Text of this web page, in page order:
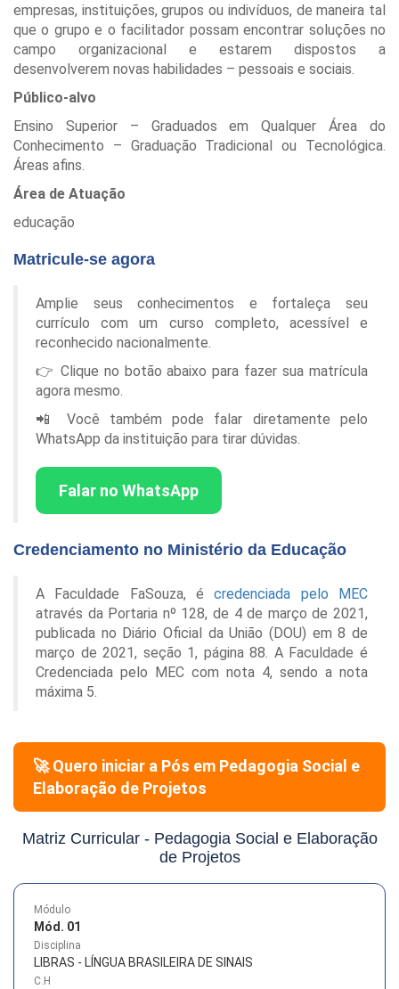
empresas, instituições, grupos ou indivíduos, de maneira tal
que o grupo e o facilitador possam encontrar soluções no
campo organizacional e estarem dispostos a
desenvolverem novas habilidades – pessoais e sociais.
Público-alvo
Ensino Superior – Graduados em Qualquer Área do
Conhecimento – Graduação Tradicional ou Tecnológica.
Áreas afins.
Área de Atuação
educação
Matricule-se agora
Amplie seus conhecimentos e fortaleça seu
currículo com um curso completo, acessível e
reconhecido nacionalmente.
👉 Clique no botão abaixo para fazer sua matrícula
agora mesmo.
📲 Você também pode falar diretamente pelo
WhatsApp da instituição para tirar dúvidas.
Falar no WhatsApp
Credenciamento no Ministério da Educação
A Faculdade FaSouza, écredenciada pelo MEC
através da Portaria nº 128, de 4 de março de 2021,
publicada no Diário Oficial da União (DOU) em 8 de
março de 2021, seção 1, página 88. A Faculdade é
Credenciada pelo MEC com nota 4, sendo a nota
máxima 5.
🚀 Quero iniciar a Pós em Pedagogia Social e
Elaboração de Projetos
Matriz Curricular - Pedagogia Social e Elaboração
de Projetos
Módulo
Mód. 01
Disciplina
LIBRAS - LÍNGUA BRASILEIRA DE SINAIS
C.H